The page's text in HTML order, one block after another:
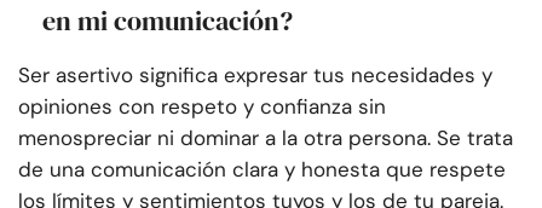
en mi comunicación?
Ser asertivo significa expresar tus necesidades y
opiniones con respeto y confianza sin
menospreciar ni dominar a la otra persona. Se trata
de una comunicación clara y honesta que respete
los límites y sentimientos tuyos y los de tu pareja.